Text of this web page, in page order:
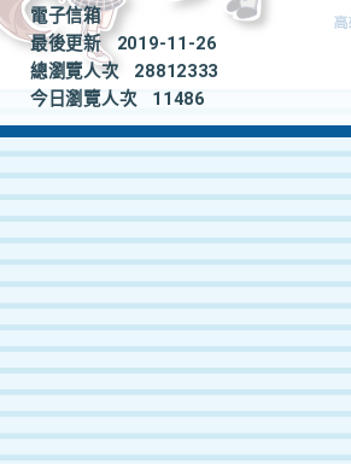
電子信箱
最後更新
2019-11-26
總瀏覽人次
28812333
今日瀏覽人次
11486